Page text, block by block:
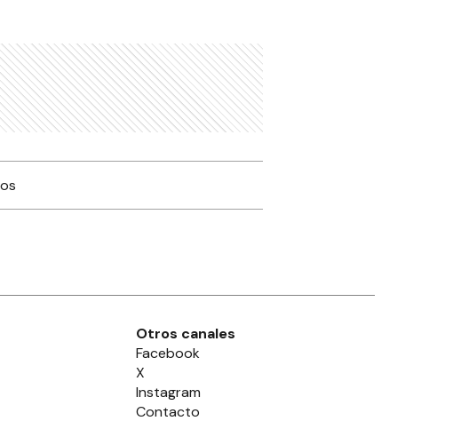
Otros canales
Facebook
X
Instagram
Contacto